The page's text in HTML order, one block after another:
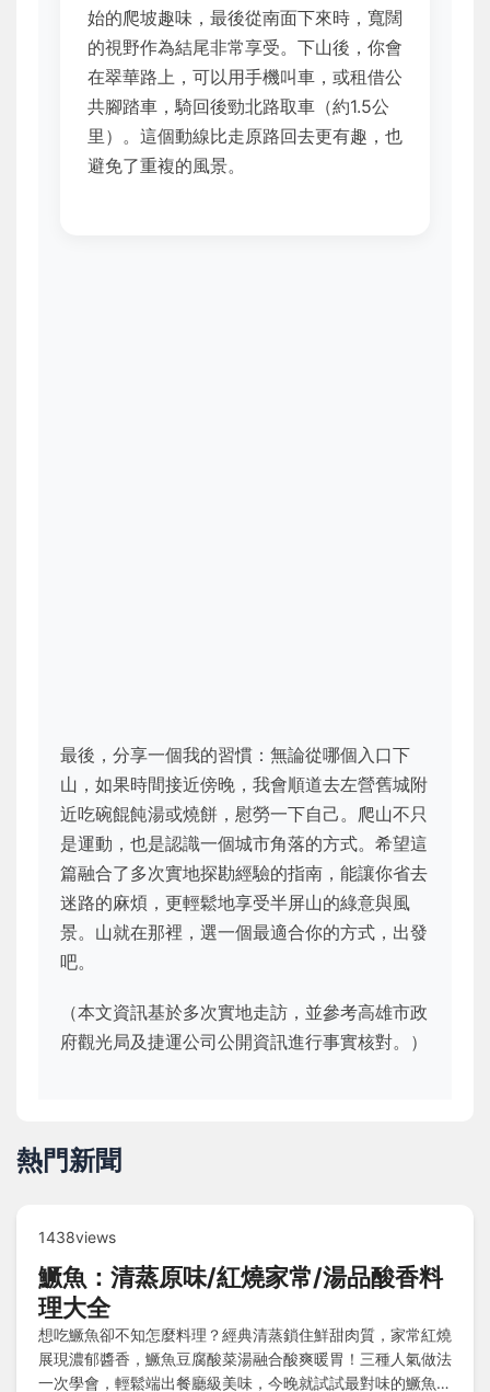
始的爬坡趣味，最後從南面下來時，寬闊
的視野作為結尾非常享受。下山後，你會
在翠華路上，可以用手機叫車，或租借公
共腳踏車，騎回後勁北路取車（約1.5公
里）。這個動線比走原路回去更有趣，也
避免了重複的風景。
最後，分享一個我的習慣：無論從哪個入口下
山，如果時間接近傍晚，我會順道去左營舊城附
近吃碗餛飩湯或燒餅，慰勞一下自己。爬山不只
是運動，也是認識一個城市角落的方式。希望這
篇融合了多次實地探勘經驗的指南，能讓你省去
迷路的麻煩，更輕鬆地享受半屏山的綠意與風
景。山就在那裡，選一個最適合你的方式，出發
吧。
（本文資訊基於多次實地走訪，並參考高雄市政
府觀光局及捷運公司公開資訊進行事實核對。）
熱門新聞
1438views
鱖魚：清蒸原味/紅燒家常/湯品酸香料
理大全
想吃鱖魚卻不知怎麼料理？經典清蒸鎖住鮮甜肉質，家常紅燒
展現濃郁醬香，鱖魚豆腐酸菜湯融合酸爽暖胃！三種人氣做法
一次學會，輕鬆端出餐廳級美味，今晚就試試最對味的鱖魚食